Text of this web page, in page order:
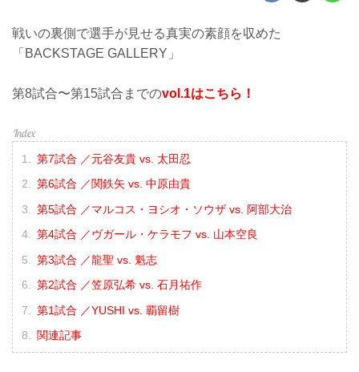
戦いの裏側で選手が見せる真実の素顔を収めた
「BACKSTAGE GALLERY」
第8試合〜第15試合までのvol.1はこちら！
第7試合 ／元谷友貴 vs. 太田忍
第6試合 ／関鉄矢 vs. 中原由貴
第5試合 ／マルコス・ヨシオ・ソウザ vs. 阿部大治
第4試合 ／ヴガール・ケラモフ vs. 山本空良
第3試合 ／龍聖 vs. 魁志
第2試合 ／笠原弘希 vs. 石月祐作
第1試合 ／YUSHI vs. 覇留樹
関連記事